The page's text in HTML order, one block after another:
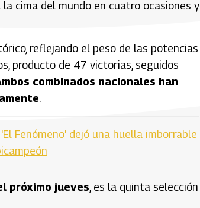
cima del mundo en cuatro ocasiones y
reflejando el peso de las potencias
producto de 47 victorias, seguidos
combinados nacionales han
.
Fenómeno' dejó una huella imborrable
próximo jueves , es la quinta selección